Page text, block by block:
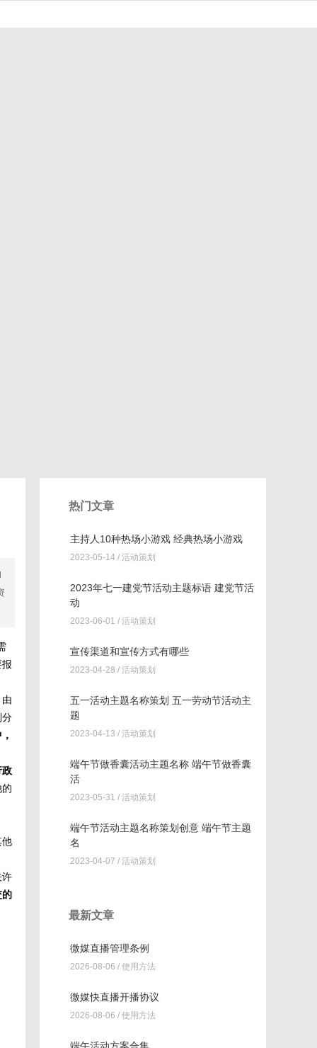
分
政
他
许
的
热门文章
主持人10种热场小游戏 经典热场小游戏
2023-05-14 / 活动策划
2023年七一建党节活动主题标语 建党节活
动
2023-06-01 / 活动策划
宣传渠道和宣传方式有哪些
2023-04-28 / 活动策划
五一活动主题名称策划 五一劳动节活动主
题
2023-04-13 / 活动策划
端午节做香囊活动主题名称 端午节做香囊
活
2023-05-31 / 活动策划
端午节活动主题名称策划创意 端午节主题
名
2023-04-07 / 活动策划
最新文章
微媒直播管理条例
2026-08-06 / 使用方法
微媒快直播开播协议
2026-08-06 / 使用方法